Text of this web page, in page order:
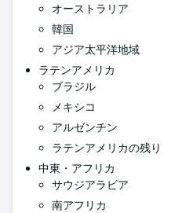
オーストラリア
韓国
アジア太平洋地域
ラテンアメリカ
ブラジル
メキシコ
アルゼンチン
ラテンアメリカの残り
中東・アフリカ
サウジアラビア
南アフリカ